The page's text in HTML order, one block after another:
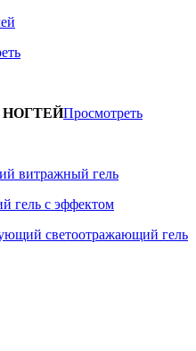
Просмотреть
витражный гель
гель с эффектом
светоотражающий гель